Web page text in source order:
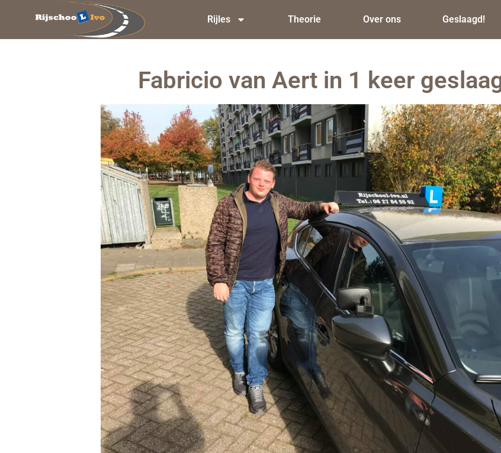
Rijles Theorie Over ons Geslaagd!
Fabricio van Aert in 1 keer